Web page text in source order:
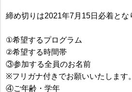
締め切りは2021年7月15日必着とな
①希望するプログラム
②希望する時間帯
③参加する全員のお名前
※フリガナ付きでお願いいたします。
④ご年齢・学年